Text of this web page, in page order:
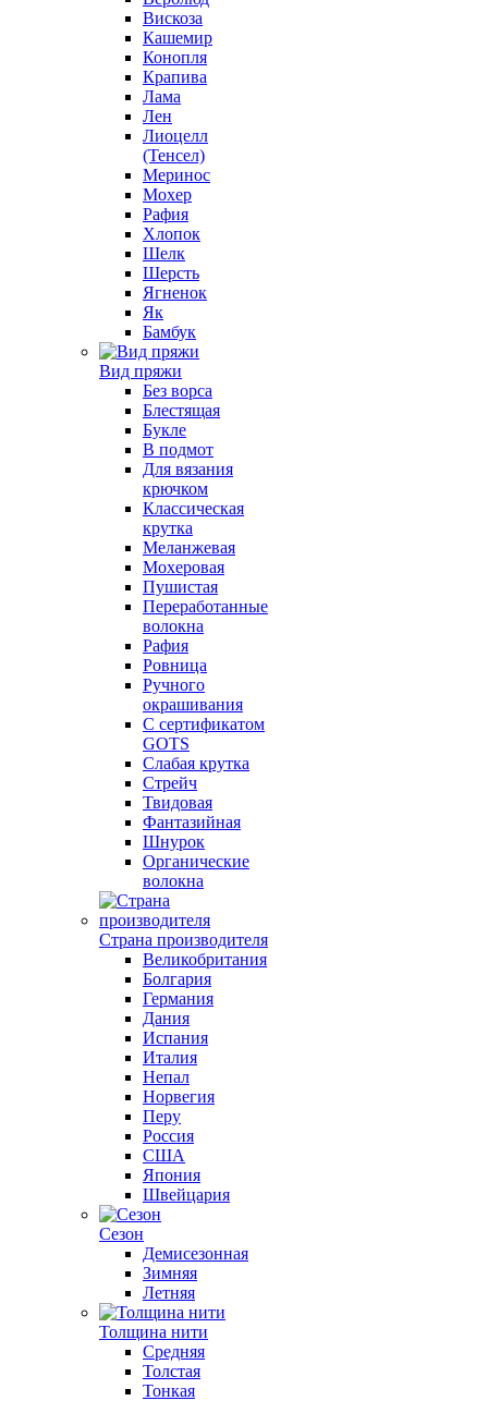
Вискоза
Кашемир
Конопля
Крапива
Лама
Лен
Лиоцелл
(Тенсел)
Меринос
Мохер
Рафия
Хлопок
Шелк
Шерсть
Ягненок
Як
Бамбук
Вид пряжи
Без ворса
Блестящая
Букле
В подмот
Для вязания
крючком
Классическая
крутка
Меланжевая
Мохеровая
Пушистая
Переработанные
волокна
Рафия
Ровница
Ручного
окрашивания
С сертификатом
GOTS
Слабая крутка
Стрейч
Твидовая
Фантазийная
Шнурок
Органические
волокна
Страна производителя
Великобритания
Болгария
Германия
Дания
Испания
Италия
Непал
Норвегия
Перу
Россия
США
Япония
Швейцария
Сезон
Демисезонная
Зимняя
Летняя
Толщина нити
Средняя
Толстая
Тонкая